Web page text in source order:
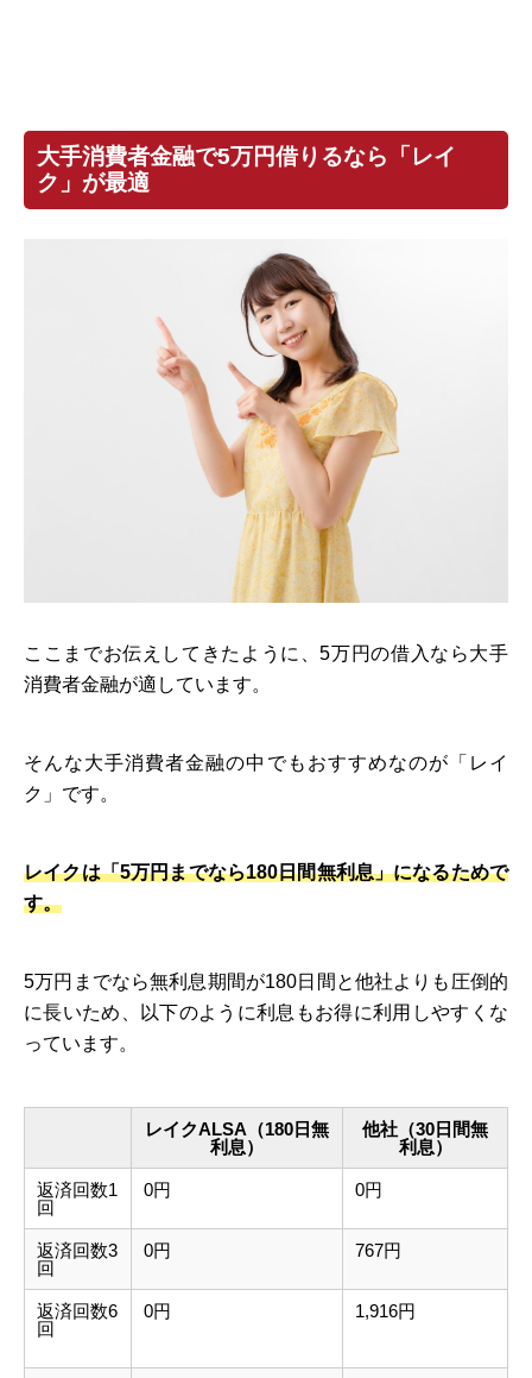
大手消費者金融で5万円借りるなら「レイ
ク」が最適
ここまでお伝えしてきたように、5万円の借入なら大手
消費者金融が適しています。
そんな大手消費者金融の中でもおすすめなのが「レイ
ク」です。
レイクは「5万円までなら180日間無利息」になるためで
す。
5万円までなら無利息期間が180日間と他社よりも圧倒的
に長いため、以下のように利息もお得に利用しやすくな
っています。
レイクALSA（180日無
利息）
他社（30日間無
利息）
返済回数1
回
0円 0円
返済回数3
回
0円 767円
返済回数6
回
0円 1,916円